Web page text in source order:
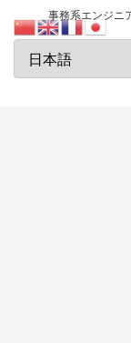
事務系エンジニ